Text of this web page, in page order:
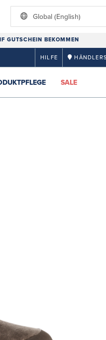
Global (English)
GUTSCHEIN BEKOMMEN
HILFE
SALE